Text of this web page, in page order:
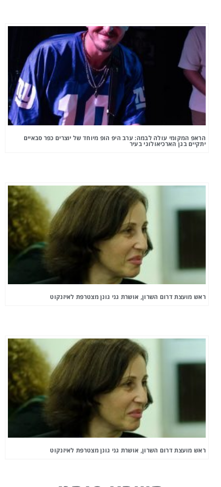
הראפ המקומי עולה לבמה: ערב היפ הופ מיוחד של יוצרים כפר סבאיים
יתקיים בגן הארכיאולוגי בעיר
ראש מועצת דרום השרון, אושרת גני גונן מצטרפת לאיזנקוט
ראש מועצת דרום השרון, אושרת גני גונן מצטרפת לאיזנקוט